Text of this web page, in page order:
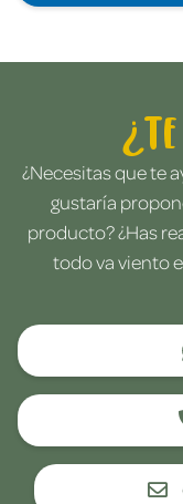
¿Necesitas que te
gustaría
producto? ¿Has
todo va viento